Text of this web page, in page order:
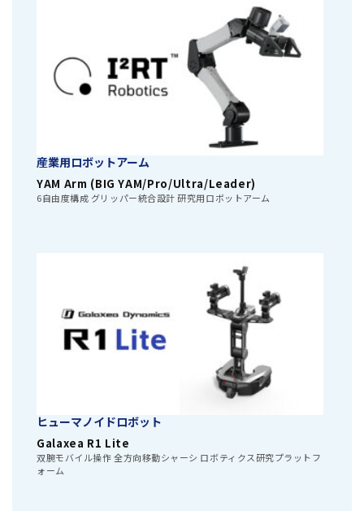
産業用ロボットアーム
YAM Arm (BIG YAM/Pro/Ultra/Leader)
6自由度構成 グリッパー統合設計 研究用ロボットアーム
ヒューマノイドロボット
Galaxea R1 Lite
双腕モバイル操作 全方向移動シャーシ ロボティクス研究プラットフ
ォーム